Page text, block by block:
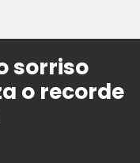
sorriso
o recorde